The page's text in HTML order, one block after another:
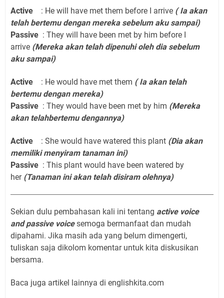
Active : He will have met them before I arrive ( Ia akan
telah bertemu dengan mereka sebelum aku sampai)
Passive : They will have been met by him before I
arrive (Mereka akan telah dipenuhi oleh dia sebelum
aku sampai)
Active : He would have met them ( Ia akan telah
bertemu dengan mereka)
Passive : They would have been met by him (Mereka
akan telahbertemu dengannya)
Active : She would have watered this plant (Dia akan
memiliki menyiram tanaman ini)
Passive : This plant would have been watered by
her (Tanaman ini akan telah disiram olehnya)
Sekian dulu pembahasan kali ini tentang active voice
and passive voicesemoga bermanfaat dan mudah
dipahami. Jika masih ada yang belum dimengerti,
tuliskan saja dikolom komentar untuk kita diskusikan
bersama.
Baca juga artikel lainnya di englishkita.com